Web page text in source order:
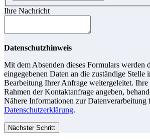
Ihre Nachricht
Datenschutzhinweis
Mit dem Absenden dieses Formulars werden
eingegebenen Daten an die zuständige Stelle
Bearbeitung Ihrer Anfrage weitergeleitet.
Rahmen der Kontaktanfrage angeben,
Nähere Informationen zur Datenverarbeitung
Datenschutzerklärung.
Nächster Schritt